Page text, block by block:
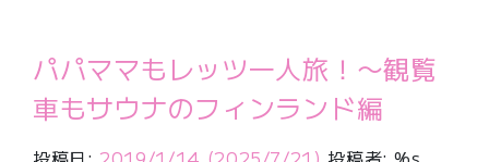
パパママもレッツ一人旅！〜観覧
車もサウナのフィンランド編